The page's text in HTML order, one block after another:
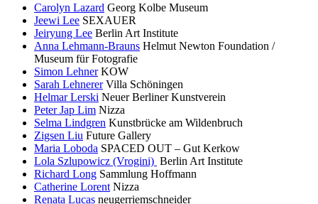
Carolyn Lazard Georg Kolbe Museum
Jeewi Lee SEXAUER
Jeiryung Lee Berlin Art Institute
Anna Lehmann-Brauns Helmut Newton Foundation /
Museum für Fotografie
Simon Lehner KOW
Sarah Lehnerer Villa Schöningen
Helmar Lerski Neuer Berliner Kunstverein
Peter Jap Lim Nizza
Selma Lindgren Kunstbrücke am Wildenbruch
Zigsen Liu Future Gallery
Maria Loboda SPACED OUT – Gut Kerkow
Lola Szlupowicz (Vrogini) Berlin Art Institute
Richard Long Sammlung Hoffmann
Catherine Lorent Nizza
Renata Lucas neugerriemschneider